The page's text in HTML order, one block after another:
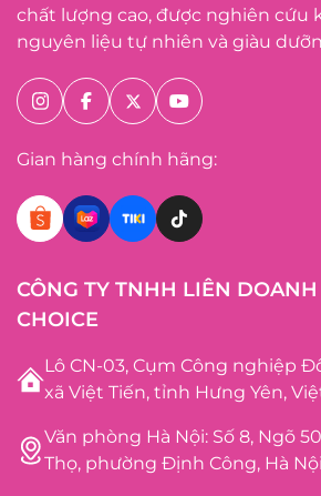
chất lượng cao, được nghiên cứu
nguyên liệu tự nhiên và giàu
Gian hàng chính hãng:
CÔNG TY TNHH LIÊN DOANH
CHOICE
Lô CN-03, Cụm Công nghiệp
xã Việt Tiến, tỉnh Hưng Yên,
Văn phòng Hà Nội: Số 8, Ngõ
Thọ, phường Định Công, Hà